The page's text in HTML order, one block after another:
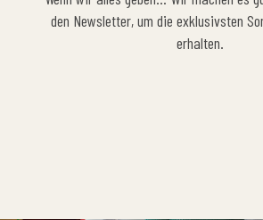
den Newsletter, um die exklusivsten
erhalten.